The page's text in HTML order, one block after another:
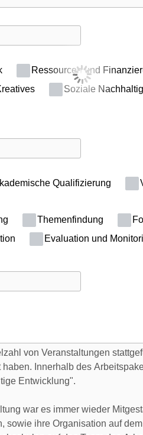
Ressourcen und
Soziale
Qualifizierung
Themenfindung
Evaluation und